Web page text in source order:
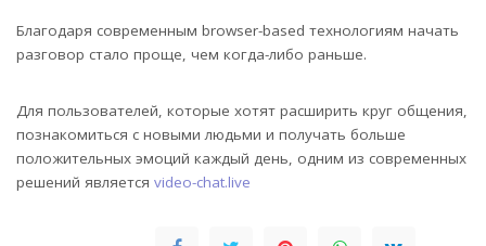
Благодаря современным browser-based технологиям начать
разговор стало проще, чем когда-либо раньше.
Для пользователей, которые хотят расширить круг общения,
познакомиться с новыми людьми и получать больше
положительных эмоций каждый день, одним из современных
решений является video-chat.live